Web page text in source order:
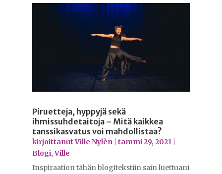
Piruetteja, hyppyjä sekä
ihmissuhdetaitoja – Mitä kaikkea
tanssikasvatus voi mahdollistaa?
kirjoittanutVille Nylèn| tammi 29, 2021|
Blogi,Ville
Inspiraation tähän blogitekstiin sain luettuani